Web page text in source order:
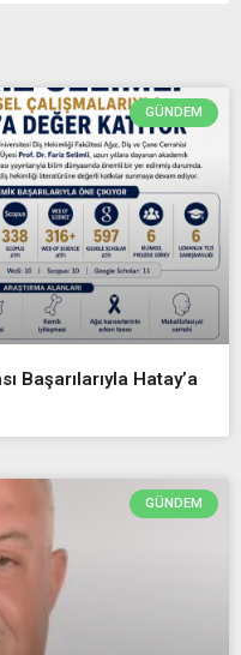
GÜNDEM
Başarılarıyla Hatay’a
GÜNDEM